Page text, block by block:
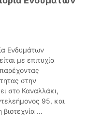
Ενδυμάτων
με επιτυχία
στην
στο Καναλλάκι,
95, και
βιοτεχνία ...